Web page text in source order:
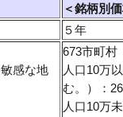
＜銘柄別
５年
感な地
673市町村
人口10万
む。）：
人口10万